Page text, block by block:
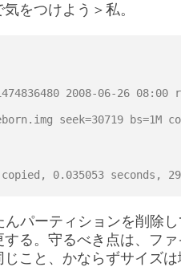
をつけよう＞私。
2008-06-26 08:00
seek=30719 bs=1M
0.035053 seconds,
パーティションを削除
する。守るべき点は、フ
こと、かならずサイズ